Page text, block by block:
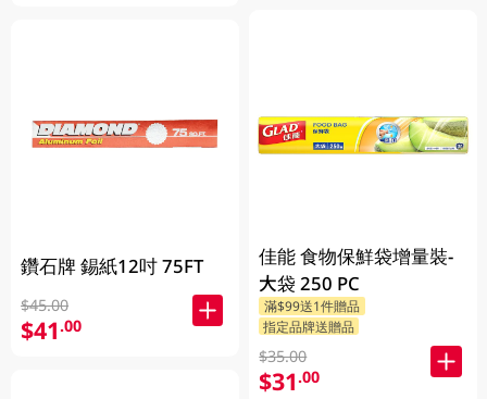
鑽石牌 錫紙12吋 75FT
$45.00
$41.00
佳能 食物保鮮袋增量裝-
大袋 250 PC
滿$99送1件贈品
指定品牌送贈品
$35.00
$31.00